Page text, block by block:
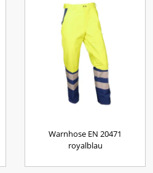
Warnhose EN 20471
royalblau